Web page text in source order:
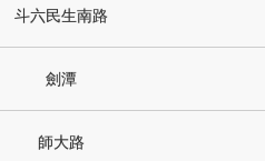
斗六民生南路
劍潭
師大路